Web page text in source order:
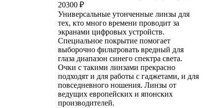
20300 ₽
Универсальные утонченные линзы для
тех, кто много времени проводит за
экранами цифровых устройств.
Специальное покрытие помогает
выборочно фильтровать вредный для
глаза диапазон синего спектра света.
Очки с такими линзами прекрасно
подходят и для работы с гаджетами, и для
повседневного ношения. Линзы от
ведущих европейских и японских
производителей.